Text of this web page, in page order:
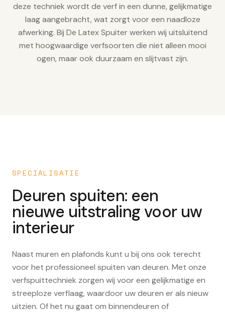
deze techniek wordt de verf in een dunne, gelijkmatige
laag aangebracht, wat zorgt voor een naadloze
afwerking. Bij De Latex Spuiter werken wij uitsluitend
met hoogwaardige verfsoorten die niet alleen mooi
ogen, maar ook duurzaam en slijtvast zijn.
SPECIALISATIE
Deuren spuiten: een
nieuwe uitstraling voor uw
interieur
Naast muren en plafonds kunt u bij ons ook terecht
voor het professioneel spuiten van deuren. Met onze
verfspuittechniek zorgen wij voor een gelijkmatige en
streeploze verflaag, waardoor uw deuren er als nieuw
uitzien. Of het nu gaat om binnendeuren of